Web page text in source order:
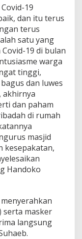
19
dan itu terus
terus
satu yang
19 di bulan
warga
tinggi,
dan luwes
akhirnya
dan paham
di rumah
masjid
kesepakatan,
Handoko
serta masker
langsung